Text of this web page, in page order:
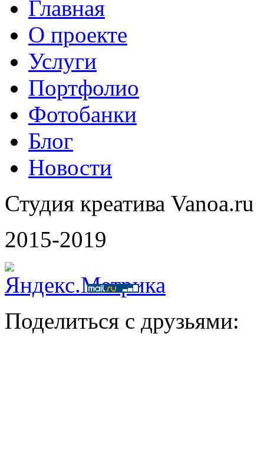
Главная
О проекте
Услуги
Портфолио
Фотобанки
Блог
Новости
Студия креатива Vanoa.ru
2015-2019
Поделиться с друзьями: